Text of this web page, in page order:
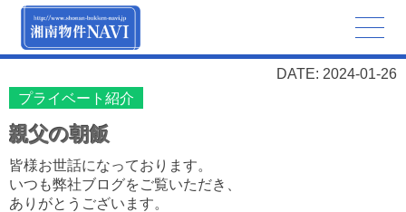
DATE: 2024-01-26
プライベート紹介
親父の朝飯
皆様お世話になっております。
いつも弊社ブログをご覧いただき、
ありがとうございます。